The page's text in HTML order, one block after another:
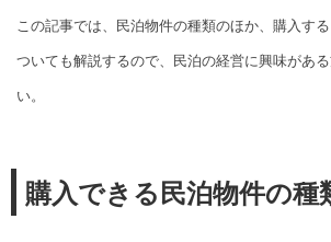
この記事では、民泊物件の種類のほか、購入す
ついても解説するので、民泊の経営に興味があ
い。
購入できる民泊物件の種